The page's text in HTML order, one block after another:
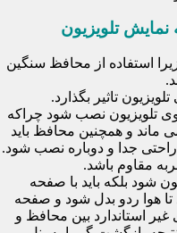
تلویزیون
استفاده از محافظ سنگین
تاثیر بگذارد.
تلویزیون نصب شود چراکه
و همچنین محافظ باید
راحتی جدا و دوباره نصب شود.
مقاوم باشد.
شود بلکه باید با صفحه
تا هوا ردو بدل شود و صفحه
استاندارد بین محافظ و